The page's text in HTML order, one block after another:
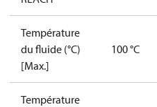
Température
du fluide (°C)
[Max.]
100 °C
Température